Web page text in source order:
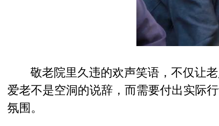
敬老院里久违的欢声笑语，不仅让
爱老不是空洞的说辞，而需要付出实际
氛围。